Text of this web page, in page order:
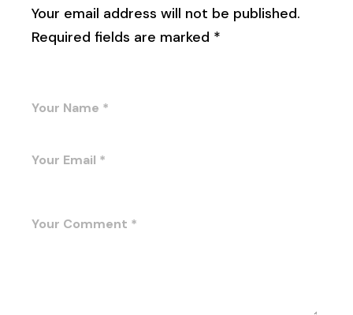
Your email address will not be published.
Required fields are marked *